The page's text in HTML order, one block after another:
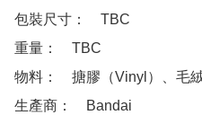
包裝尺寸：　TBC
重量：　TBC
物料：　搪膠（Vinyl）、毛
生產商：　Bandai